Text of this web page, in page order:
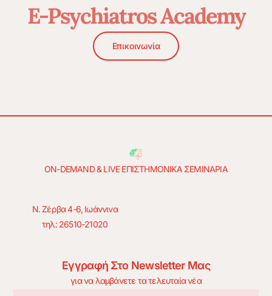
E-Psychiatros Academy
Επικοινωνία
ON-DEMAND & LIVE ΕΠΙΣΤΗΜΟΝΙΚΑ ΣΕΜΙΝΑΡΙΑ
Ν. Ζέρβα 4-6, Ιωάννινα
τηλ: 26510-21020
Εγγραφή Στο Newsletter Μας
για να λαμβάνετε τα τελευταία νέα